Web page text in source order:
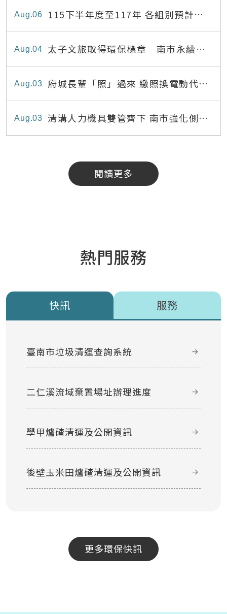
06
Aug
115下半年度至117年 各組別預計出
缺員額表
04
Aug
太子文旅取得環保標章 南市永續旅
宿達22家
03
Aug
府城長輩「照」過來 繳照換電動代步
最高補助8,000元
03
Aug
清溝人力機具雙管齊下 南市強化側溝
清疏效能
閱讀更多
熱門服務
快訊 服務
臺南市垃圾清運查詢系統
二仁溪流域棄置場址辦理進度
學甲爐碴清運及公開資訊
後壁玉米田爐碴清運及公開資訊
更多環保快訊